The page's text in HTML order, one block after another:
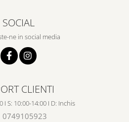
SOCIAL
ne in social media
CLIENTI
I S: 10:00-14:00 I D: Inchis
0749105923